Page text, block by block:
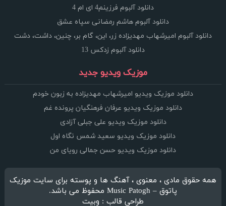
دانلود آلبوم فرزینم4 ای ام 4
دانلود آلبوم هاشم رمضانی سپاه عشق
دانلود آلبوم امیرشهاب مهدیزاده زر، این، گام بر، چنین، داشت، دشت
دانلود آلبوم زدکس 13
موزیک ویدیو جدید
دانلود موزیک ویدیو امیرشهاب مهدیزاده به زبون خودم
دانلود موزیک ویدیو عرفان فرهنگیان پرونده غم
دانلود موزیک ویدیو علی جبلی آزادی
دانلود موزیک ویدیو سعید شمس نگاه اول
دانلود موزیک ویدیو حسن جمالی رویای من
همه حقوق مادی ، معنوی ، آهنگ ها و پوسته برای سایت موزیک
پاتوق – Music Patogh محفوظ می باشد.
طراحی قالب : وبیت